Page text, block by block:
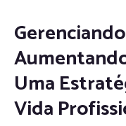
Uma
Vida